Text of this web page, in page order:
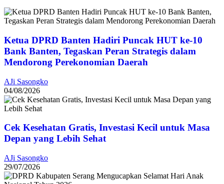
Ketua DPRD Banten Hadiri Puncak HUT ke-10
Bank Banten, Tegaskan Peran Strategis dalam
Mendorong Perekonomian Daerah
AJi Sasongko
04/08/2026
Cek Kesehatan Gratis, Investasi Kecil untuk Masa
Depan yang Lebih Sehat
AJi Sasongko
29/07/2026